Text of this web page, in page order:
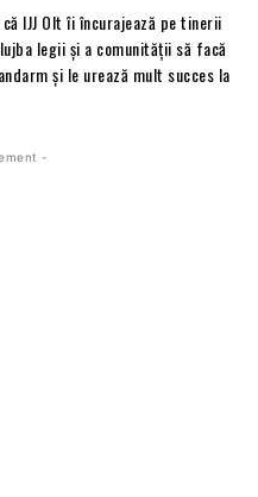
IJJ Olt îi încurajează pe tinerii
legii și a comunității să facă
și le urează mult succes la
-